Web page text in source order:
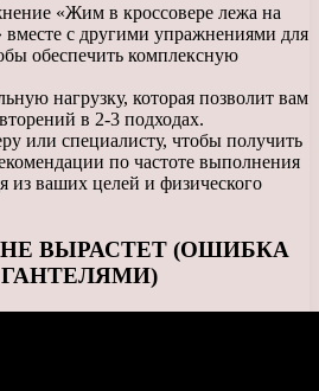
«Жим в кроссовере лежа на
вместе с другими упражнениями для
обеспечить комплексную
нагрузку, которая позволит вам
в 2-3 подходах.
или специалисту, чтобы получить
по частоте выполнения
из ваших целей и физического
НЕ ВЫРАСТЕТ (ОШИБКА